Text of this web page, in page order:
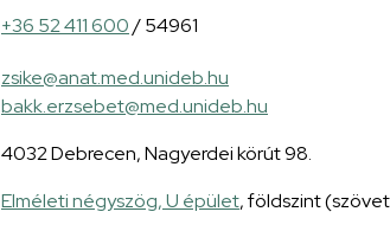
+36 52 411 600/ 54961
zsike@anat.med.unideb.hu
bakk.erzsebet@med.unideb.hu
4032 Debrecen, Nagyerdei körút 98.
Elméleti négyszög, U épület, földszint